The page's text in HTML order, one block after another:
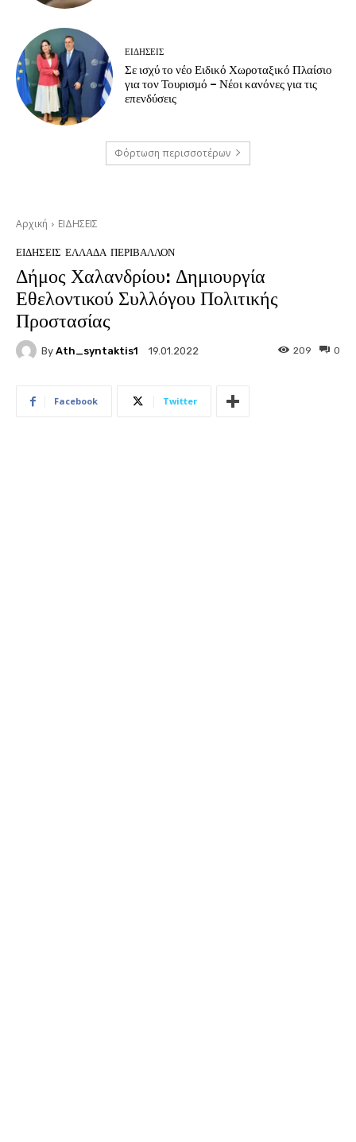
ΕΙΔΗΣΕΙΣ
Σε ισχύ το νέο Ειδικό Χωροταξικό Πλαίσιο
για τον Τουρισμό – Νέοι κανόνες για τις
επενδύσεις
Φόρτωση περισσοτέρων